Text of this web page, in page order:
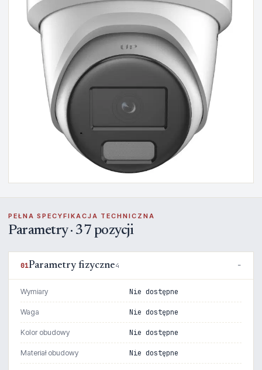
PEŁNA SPECYFIKACJA TECHNICZNA
Parametry · 37 pozycji
01Parametry fizyczne4
Wymiary Nie dostępne
Waga Nie dostępne
Kolor obudowy Nie dostępne
Materiał obudowy Nie dostępne